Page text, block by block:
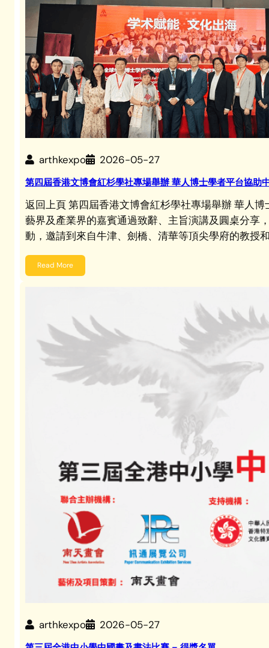
arthkexpo 2026-05-27
第四屆香港文博會紅杉學社專場舉辦 華人博士學者平台協助
返回上頁 第四屆香港文博會紅杉學社專場舉辦 華
藝界及產業界的嘉賓通過致辭、主旨演講及圓桌分
動，邀請到來自牛津、劍橋、清華等頂尖學府的教授
Read More
arthkexpo 2026-05-27